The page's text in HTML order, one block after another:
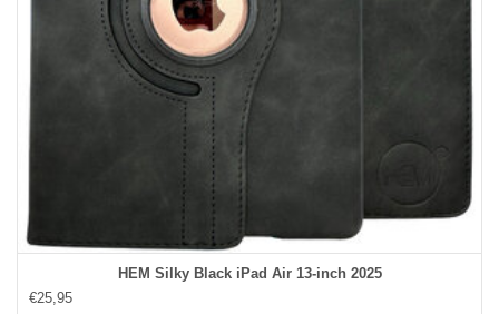
HEM Silky Black iPad Air 13‑inch 2025
€25,95